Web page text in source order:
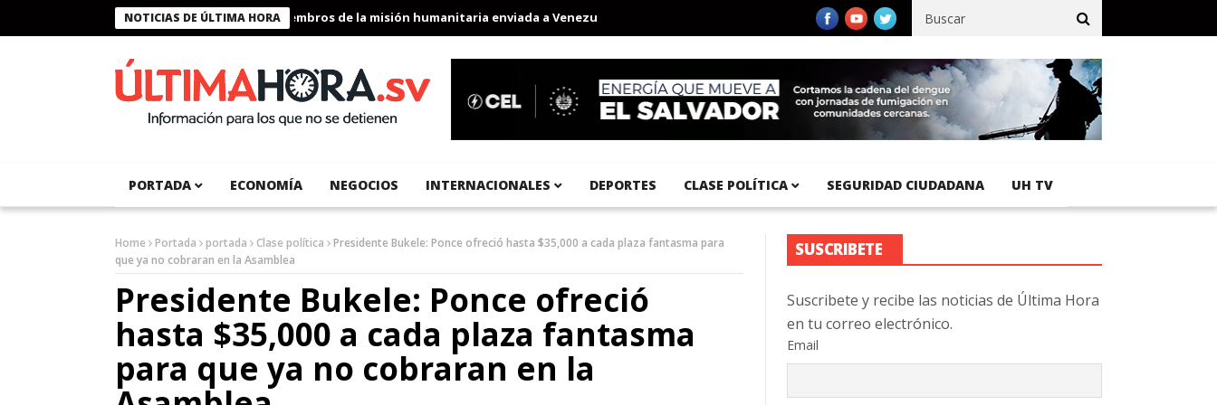
NOTICIAS DE ÚLTIMA HORA
Presidente Bukele condecora a miembros de la misión humanitaria enviada a Venezuela Aeropuerto Internacional del Pacífico registra 92 % de avance en obras de terracería
PORTADA ECONOMÍA NEGOCIOS INTERNACIONALES DEPORTES CLASE POLÍTICA SEGURIDAD CIUDADANA UH TV
Home Portada portada Clase política
Presidente Bukele: Ponce ofreció hasta $35,000 a cada plaza fantasma para
que ya no cobraran en la Asamblea
Presidente Bukele: Ponce ofreció
hasta $35,000 a cada plaza fantasma
para que ya no cobraran en la
SUSCRIBETE
Suscribete y recibe las noticias de Última Hora
en tu correo electrónico.
Email